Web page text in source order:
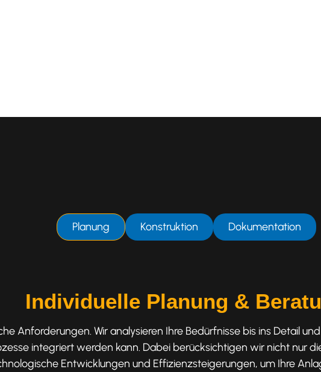
Planung Konstruktion Dokumentation
Individuelle Planung &
Anforderungen. Wir analysieren Ihre Bedürfnisse bis ins Detail
integriert werden kann. Dabei berücksichtigen wir nicht nur
Entwicklungen und Effizienzsteigerungen, um Ihre